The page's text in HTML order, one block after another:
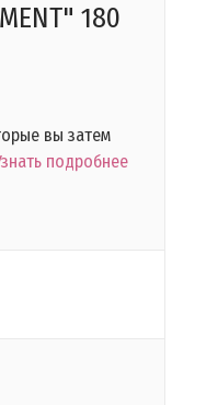
180
вы затем
подробнее